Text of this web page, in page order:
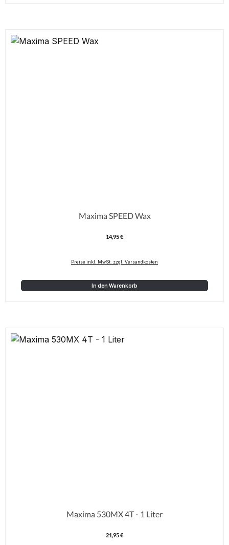
Maxima SPEED Wax
Regulärer Preis:
14,95 €
Preise inkl. MwSt. zzgl. Versandkosten
In den Warenkorb
Maxima 530MX 4T - 1 Liter
Regulärer Preis:
21,95 €